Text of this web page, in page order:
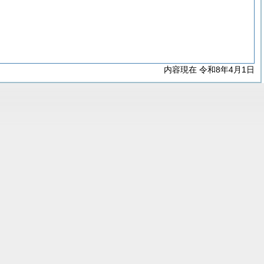
内容現在 令和8年4月1日